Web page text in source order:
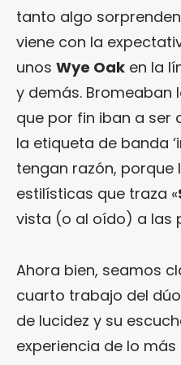
tanto algo
viene con la
unos Wye Oak en la
y demás.
que por fin iban a ser
la etiqueta de banda
tengan razón, porque
estilísticas que traza «
vista (o al oído) a las
Ahora bien, seamos
cuarto trabajo del
de lucidez y su
experiencia de lo